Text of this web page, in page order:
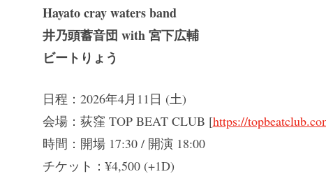
Hayato cray waters band
井乃頭蓄音団 with 宮下広輔
ビートりょう
日程：2026年4月11日 (土)
会場：荻窪 TOP BEAT CLUB [https://
時間：開場 17:30 / 開演 18:00
チケット：¥4,500 (+1D)